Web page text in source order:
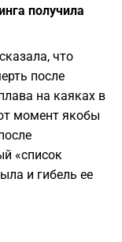
получила
что
после
на каяках в
момент якобы
«список
и гибель ее